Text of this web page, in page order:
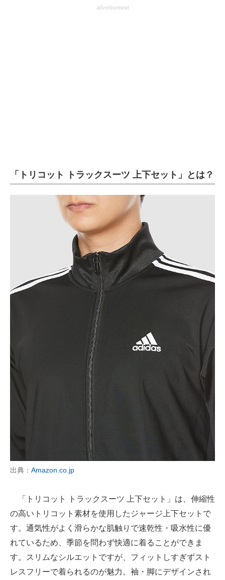
IT製品の技術・比較・事例advertisement
「トリコット トラックスーツ 上下セット」とは？
出典： Amazon.co.jp
「トリコット トラックスーツ 上下セット」は、伸縮性
の高いトリコット素材を使用したジャージ上下セットで
す。通気性がよく滑らかな肌触りで速乾性・吸水性に優
れているため、季節を問わず快適に着ることができま
す。スリムなシルエットですが、フィットしすぎずスト
レスフリーで着られるのが魅力。袖・脚にデザインされ